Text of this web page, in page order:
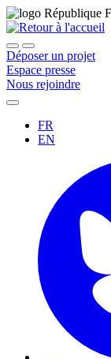
Déposer un projet
Espace presse
Nous rejoindre
FR
EN